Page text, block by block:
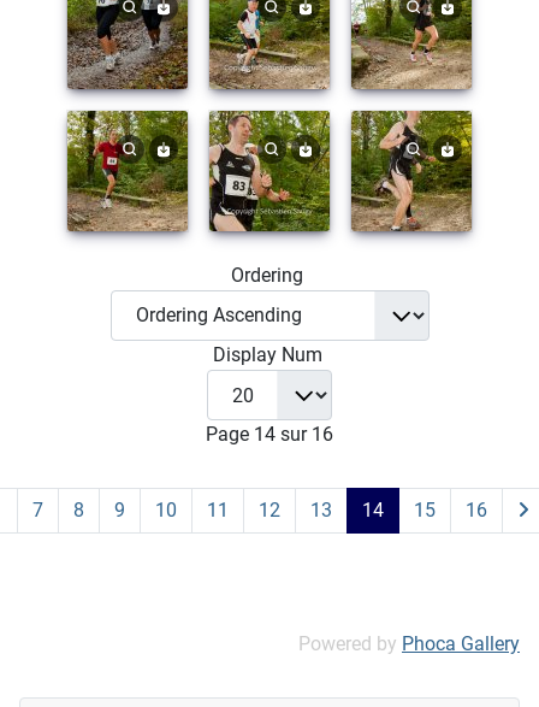
Ordering
Display Num
Page 14 sur 16
7 8 9 10 11 12 13 14 15 16
Powered by Phoca Gallery